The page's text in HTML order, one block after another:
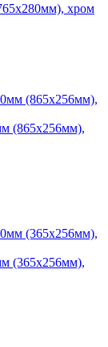
хром
(865х256мм),
(365х256мм),